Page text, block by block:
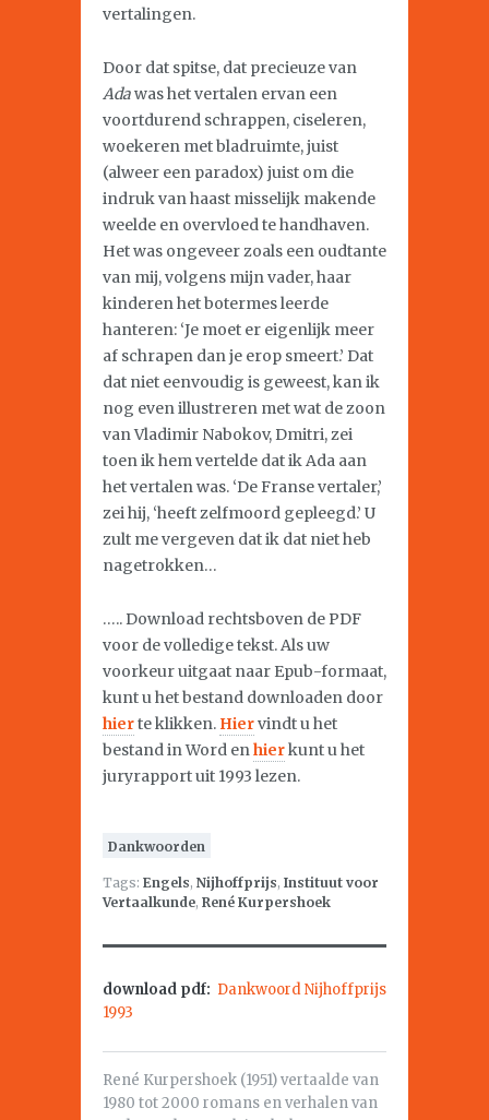
vertalingen.
Door dat spitse, dat precieuze van
Adawas het vertalen ervan een
voortdurend schrappen, ciseleren,
woekeren met bladruimte, juist
(alweer een paradox) juist om die
indruk van haast misselijk makende
weelde en overvloed te handhaven.
Het was ongeveer zoals een oudtante
van mij, volgens mijn vader, haar
kinderen het botermes leerde
hanteren: ‘Je moet er eigenlijk meer
af schrapen dan je erop smeert.’ Dat
dat niet eenvoudig is geweest, kan ik
nog even illustreren met wat de zoon
van Vladimir Nabokov, Dmitri, zei
toen ik hem vertelde dat ik Ada aan
het vertalen was. ‘De Franse vertaler,’
zei hij, ‘heeft zelfmoord gepleegd.’ U
zult me vergeven dat ik dat niet heb
nagetrokken…
….. Download rechtsboven de PDF
voor de volledige tekst. Als uw
voorkeur uitgaat naar Epub-formaat,
kunt u het bestand downloaden door
hierte klikken. Hiervindt u het
bestand in Word enhierkunt u het
juryrapport uit 1993 lezen.
Dankwoorden
Tags: Engels, Nijhoffprijs, Instituut voor
Vertaalkunde, René Kurpershoek
download pdf: Dankwoord Nijhoffprijs
1993
René Kurpershoek (1951) vertaalde van
1980 tot 2000 romans en verhalen van